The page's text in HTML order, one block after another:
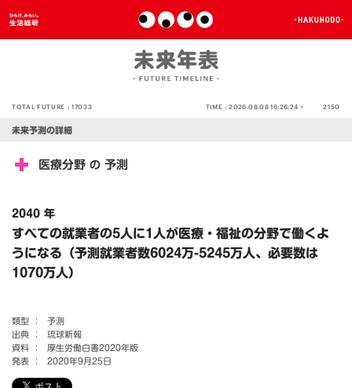
TOTAL FUTURE :17033 TIME :2026.08.08 16:26:24 > 2150
未来予測の詳細
医療分野 の 予測
2040 年
すべての就業者の5人に1人が医療・福祉の分野で働くよ
うになる（予測就業者数6024万-5245万人、必要数は
1070万人）
類型 ：
予測
出典 ：
琉球新報
資料 ：
厚生労働白書2020年版
発表 ：
2020年9月25日